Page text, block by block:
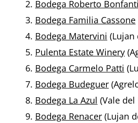
Bodega Roberto Bonfanti
Bodega Familia Cassone
Bodega Matervini (Lujan
Pulenta Estate Winery
Bodega Carmelo Patti
Bodega Budeguer
Bodega La Azul (Vale del
Bodega Renacer (Lujan